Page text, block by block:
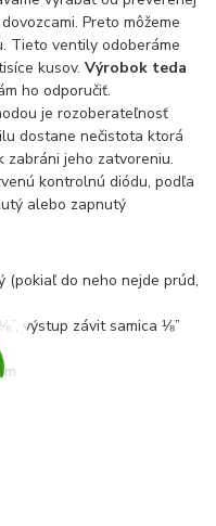
Preto môžeme
Tieto ventily odoberáme
kusov.Výrobok teda
ho odporučiť.
je rozoberateľnosť
dostane nečistota ktorá
zabráni jeho zatvoreniu.
kontrolnú diódu, podľa
alebo zapnutý
(pokiaľ do neho nejde prúd,
výstup závit samica ⅛”